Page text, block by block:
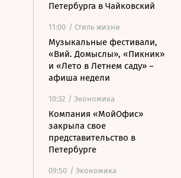
Петербурга в Чайковский
11:00 / Стиль жизни
Музыкальные фестивали,
«Вий. Домыслы», «Пикник»
и «Лето в Летнем саду» –
афиша недели
10:32 / Экономика
Компания «МойОфис»
закрыла свое
представительство в
Петербурге
09:50 / Экономика